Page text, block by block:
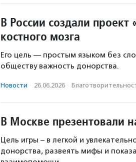
В России создали
костного мозга
Его цель — простым языком без
обществу важность донорства.
Новости · 26.06.2026 ·
В Москве презентовали
Цель игры – в легкой и
донорства, развеять мифы и